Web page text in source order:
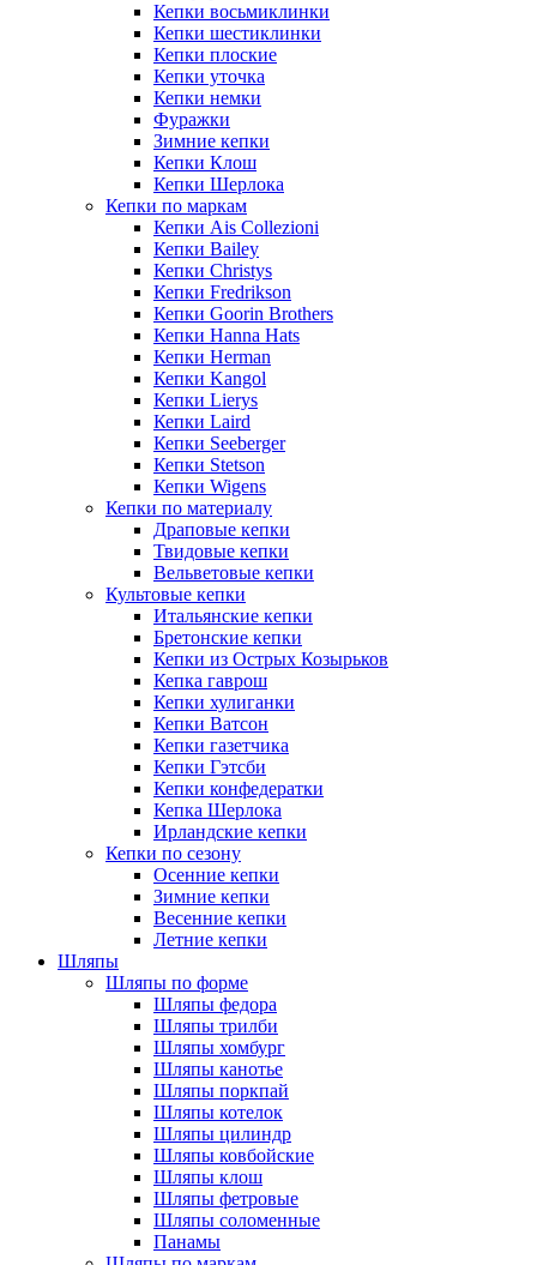
Кепки восьмиклинки
Кепки шестиклинки
Кепки плоские
Кепки уточка
Кепки немки
Фуражки
Зимние кепки
Кепки Клош
Кепки Шерлока
Кепки по маркам
Кепки Ais Collezioni
Кепки Bailey
Кепки Christys
Кепки Fredrikson
Кепки Goorin Brothers
Кепки Hanna Hats
Кепки Herman
Кепки Kangol
Кепки Lierys
Кепки Laird
Кепки Seeberger
Кепки Stetson
Кепки Wigens
Кепки по материалу
Драповые кепки
Твидовые кепки
Вельветовые кепки
Культовые кепки
Итальянские кепки
Бретонские кепки
Кепки из Острых Козырьков
Кепка гаврош
Кепки хулиганки
Кепки Ватсон
Кепки газетчика
Кепки Гэтсби
Кепки конфедератки
Кепка Шерлока
Ирландские кепки
Кепки по сезону
Осенние кепки
Зимние кепки
Весенние кепки
Летние кепки
Шляпы
Шляпы по форме
Шляпы федора
Шляпы трилби
Шляпы хомбург
Шляпы канотье
Шляпы поркпай
Шляпы котелок
Шляпы цилиндр
Шляпы ковбойские
Шляпы клош
Шляпы фетровые
Шляпы соломенные
Панамы